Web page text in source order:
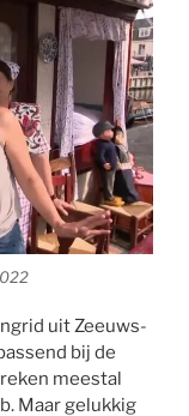
uit Zeeuws-
bij de
meestal
Maar gelukkig